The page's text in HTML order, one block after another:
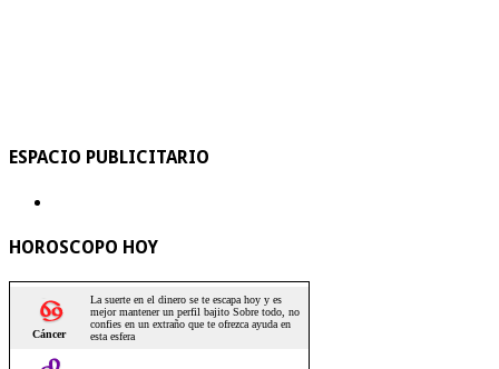
ESPACIO PUBLICITARIO
HOROSCOPO HOY